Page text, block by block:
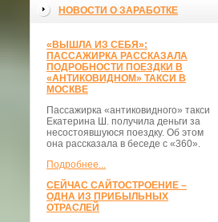
НОВОСТИ О ЗАРАБОТКЕ
«ВЫШЛА ИЗ СЕБЯ»:
ПАССАЖИРКА РАССКАЗАЛА
ПОДРОБНОСТИ ПОЕЗДКИ В
«АНТИКОВИДНОМ» ТАКСИ В
МОСКВЕ
Пассажирка «антиковидного» такси
Екатерина Ш. получила деньги за
несостоявшуюся поездку. Об этом
она рассказала в беседе с «360».
Подробнее...
СЕЙЧАС САЙТОСТРОЕНИЕ –
ОДНА ИЗ ПРИБЫЛЬНЫХ
ОТРАСЛЕЙ